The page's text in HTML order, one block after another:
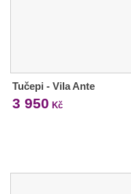
Tučepi - Vila Ante
3 950 Kč